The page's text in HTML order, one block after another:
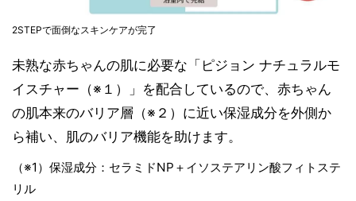
2STEPで面倒なスキンケアが完了
未熟な赤ちゃんの肌に必要な「ピジョン ナチュラルモ
イスチャー（※１）」を配合しているので、赤ちゃん
の肌本来のバリア層（※２）に近い保湿成分を外側か
ら補い、肌のバリア機能を助けます。
（※1）保湿成分：セラミドNP＋イソステアリン酸フィトステ
リル